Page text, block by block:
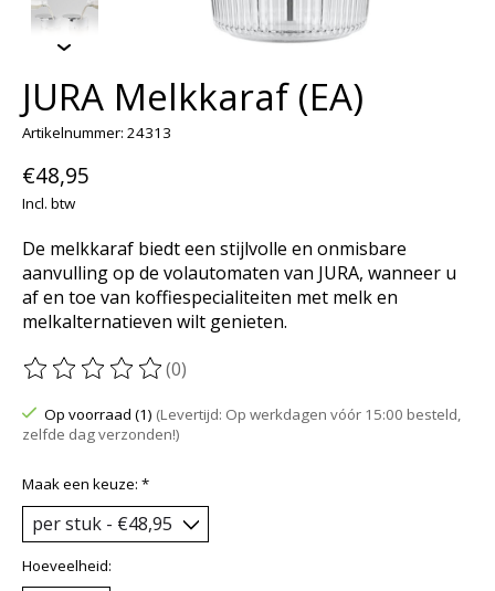
JURA Melkkaraf (EA)
Artikelnummer: 24313
€48,95
Incl. btw
De melkkaraf biedt een stijlvolle en onmisbare
aanvulling op de volautomaten van JURA, wanneer u
af en toe van koffiespecialiteiten met melk en
melkalternatieven wilt genieten.
De beoordeling van dit product is
(0)
Op voorraad (1) (Levertijd: Op werkdagen vóór 15:00 besteld,
zelfde dag verzonden!)
Maak een keuze: *
Hoeveelheid: